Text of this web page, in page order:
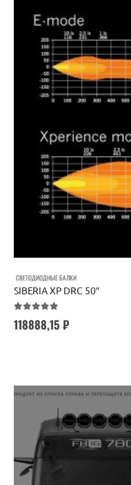
СВЕТОДИОДНЫЕ БАЛКИ
SIBERIA XP DRC 50″
118888,15 ₽